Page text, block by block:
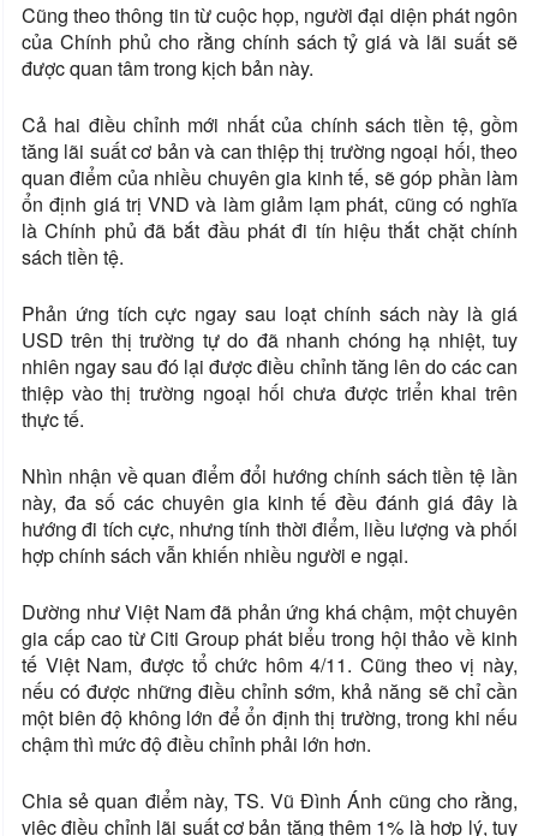
Cũng theo thông tin từ cuộc họp, người đại diện phát ngôn
của Chính phủ cho rằng chính sách tỷ giá và lãi suất sẽ
được quan tâm trong kịch bản này.
Cả hai điều chỉnh mới nhất của chính sách tiền tệ, gồm
tăng lãi suất cơ bản và can thiệp thị trường ngoại hối, theo
quan điểm của nhiều chuyên gia kinh tế, sẽ góp phần làm
ổn định giá trị VND và làm giảm lạm phát, cũng có nghĩa
là Chính phủ đã bắt đầu phát đi tín hiệu thắt chặt chính
sách tiền tệ.
Phản ứng tích cực ngay sau loạt chính sách này là giá
USD trên thị trường tự do đã nhanh chóng hạ nhiệt, tuy
nhiên ngay sau đó lại được điều chỉnh tăng lên do các can
thiệp vào thị trường ngoại hối chưa được triển khai trên
thực tế.
Nhìn nhận về quan điểm đổi hướng chính sách tiền tệ lần
này, đa số các chuyên gia kinh tế đều đánh giá đây là
hướng đi tích cực, nhưng tính thời điểm, liều lượng và phối
hợp chính sách vẫn khiến nhiều người e ngại.
Dường như Việt Nam đã phản ứng khá chậm, một chuyên
gia cấp cao từ Citi Group phát biểu trong hội thảo về kinh
tế Việt Nam, được tổ chức hôm 4/11. Cũng theo vị này,
nếu có được những điều chỉnh sớm, khả năng sẽ chỉ cần
một biên độ không lớn để ổn định thị trường, trong khi nếu
chậm thì mức độ điều chỉnh phải lớn hơn.
Chia sẻ quan điểm này, TS. Vũ Đình Ánh cũng cho rằng,
việc điều chỉnh lãi suất cơ bản tăng thêm 1% là hợp lý, tuy